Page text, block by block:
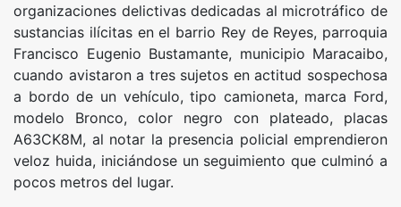
organizaciones delictivas dedicadas al microtráfico de
sustancias ilícitas en el barrio Rey de Reyes, parroquia
Francisco Eugenio Bustamante, municipio Maracaibo,
cuando avistaron a tres sujetos en actitud sospechosa
a bordo de un vehículo, tipo camioneta, marca Ford,
modelo Bronco, color negro con plateado, placas
A63CK8M, al notar la presencia policial emprendieron
veloz huida, iniciándose un seguimiento que culminó a
pocos metros del lugar.